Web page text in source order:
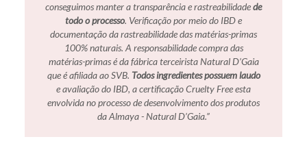
conseguimos manter a transparência e rastreabilidadede
todo o processo. Verificação por meio do IBD e
documentação da rastreabilidade das matérias-primas
100% naturais. A responsabilidade compra das
matérias-primas é da fábrica terceirista Natural D’Gaia
que é afiliada ao SVB. Todos ingredientes possuem laudo
e avaliação do IBD, a certificação Cruelty Free esta
envolvida no processo de desenvolvimento dos produtos
da Almaya - Natural D’Gaia.”